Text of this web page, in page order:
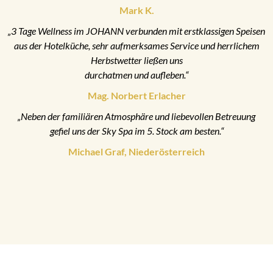
Mark K.
„3 Tage Wellness im JOHANN verbunden mit erstklassigen Speisen
aus der Hotelküche, sehr aufmerksames Service und herrlichem
Herbstwetter ließen uns
durchatmen und aufleben.“
Mag. Norbert Erlacher
„Neben der familiären Atmosphäre und liebevollen Betreuung
gefiel uns der Sky Spa im 5. Stock am besten.“
Michael Graf, Niederösterreich